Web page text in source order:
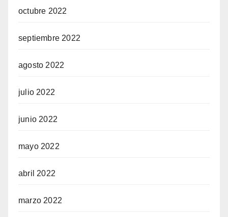
octubre 2022
septiembre 2022
agosto 2022
julio 2022
junio 2022
mayo 2022
abril 2022
marzo 2022